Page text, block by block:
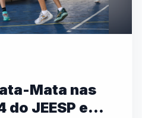
Mata nas
do JEESP em